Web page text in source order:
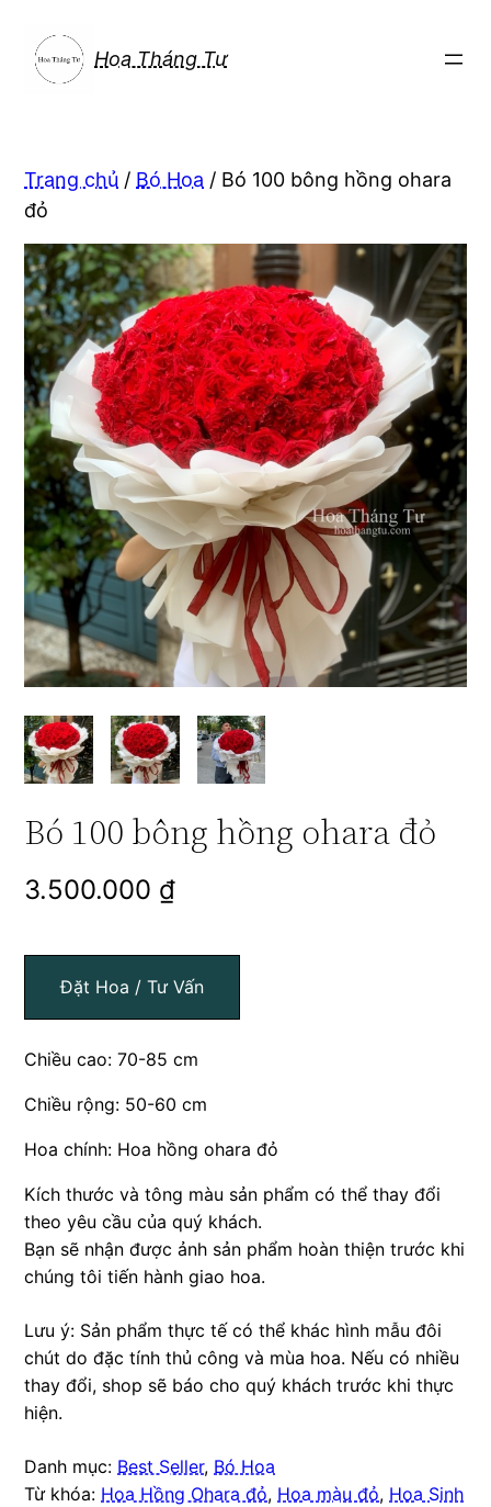
phần
Hoa Tháng Tư
Trang chủ / Bó Hoa / Bó 100 bông hồng ohara
đỏ
Bó 100 bông hồng ohara đỏ
3.500.000 ₫
Đặt Hoa / Tư Vấn
Chiều cao: 70-85 cm
Chiều rộng: 50-60 cm
Hoa chính: Hoa hồng ohara đỏ
Kích thước và tông màu sản phẩm có thể thay đổi
theo yêu cầu của quý khách.
Bạn sẽ nhận được ảnh sản phẩm hoàn thiện trước khi
chúng tôi tiến hành giao hoa.
Lưu ý: Sản phẩm thực tế có thể khác hình mẫu đôi
chút do đặc tính thủ công và mùa hoa. Nếu có nhiều
thay đổi, shop sẽ báo cho quý khách trước khi thực
hiện.
Danh mục: Best Seller, Bó Hoa
Từ khóa: Hoa Hồng Ohara đỏ, Hoa màu đỏ, Hoa Sinh